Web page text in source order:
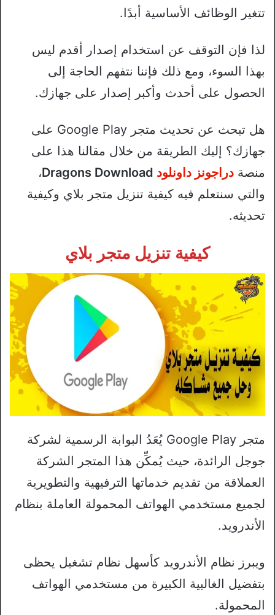
تتغير الوظائف الأساسية أبدًا.
لذا فإن التوقف عن استخدام إصدار أقدم ليس
بهذا السوء، ومع ذلك فإننا نتفهم الحاجة إلى
الحصول على أحدث وأكبر إصدار على جهازك.
هل تبحث عن تحديث متجر Google Play على
جهازك؟ إليك الطريقة من خلال مقالنا هذا على
منصة دراجونز داونلود
،
والتي سنتعلم فيه كيفية تنزيل متجر بلاي وكيفية
تحديثه.
كيفية تنزيل متجر بلاي
متجر Google Play يُعَدُ البوابة الرسمية لشركة
جوجل الرائدة، حيث يُمكِّن هذا المتجر الشركة
العملاقة من تقديم خدماتها الترفيهية والتطويرية
لجميع مستخدمي الهواتف المحمولة العاملة بنظام
الأندرويد.
ويبرز نظام الأندرويد كأسهل نظام تشغيل يحظى
بتفضيل الغالبية الكبيرة من مستخدمي الهواتف
المحمولة.